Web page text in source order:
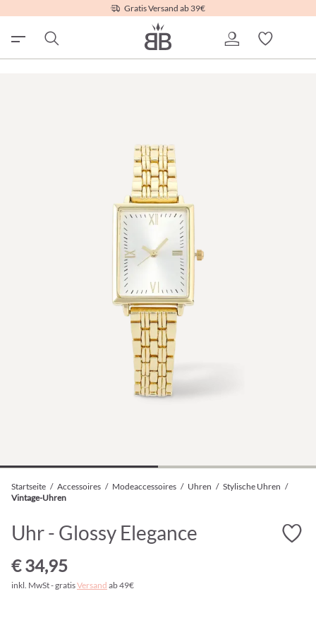
Gratis Versand ab 39€
Startseite / Accessoires / Modeaccessoires / Uhren / Stylische Uhren /
Vintage-Uhren
Uhr - Glossy Elegance
€ 34,95
inkl. MwSt - gratisVersand ab 49€